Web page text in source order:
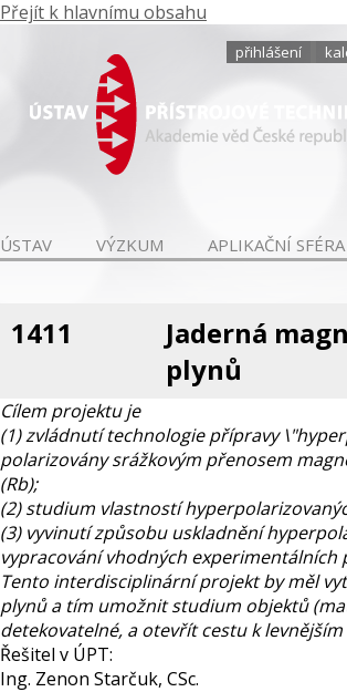
Přejít k hlavnímu obsahu
přihlášení
ÚSTAV VÝZKUM APLIKAČNÍ SFÉRA
1411
Jaderná
plynů
Cílem projektu je
(1) zvládnutí technologie přípravy
polarizovány srážkovým přenosem
(Rb);
(2) studium vlastností
(3) vyvinutí způsobu uskladnění
vypracování vhodných experimentálních
Tento interdisciplinární projekt by měl
plynů a tím umožnit studium objektů
detekovatelné, a otevřít cestu k
Řešitel v ÚPT:
Ing. Zenon Starčuk, CSc.